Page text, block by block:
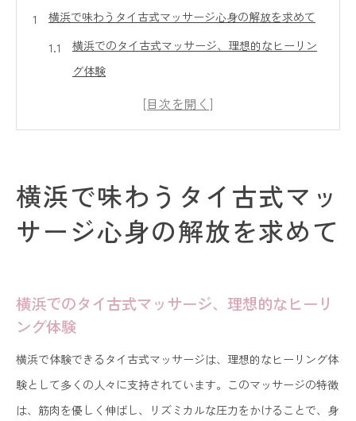
横浜で味わうタイ古式マッサージ心身の解放を求めて
横浜でのタイ古式マッサージ、理想的なヒーリン
グ体験
心と体の安らぎを横浜で感じるタイ古式マッサー
横浜でのタイ古式マッサージ、リラクゼーション
の新たな探求
タイ古式マッサージで心身のストレスを解放する
タイ古式マッサージと横浜の街並みが生み出すリラク
ゼーションの真髄
タイ古式マッサージの魅力が際立つ横浜の街
横浜で味わうタイ古式マッ
サージ心身の解放を求めて
横浜でのタイ古式マッサージ、理想的なヒーリ
ング体験
横浜で体験できるタイ古式マッサージは、理想的なヒーリング体
験として多くの人々に支持されています。このマッサージの特徴
は、筋肉を優しく伸ばし、リズミカルな圧力をかけることで、身